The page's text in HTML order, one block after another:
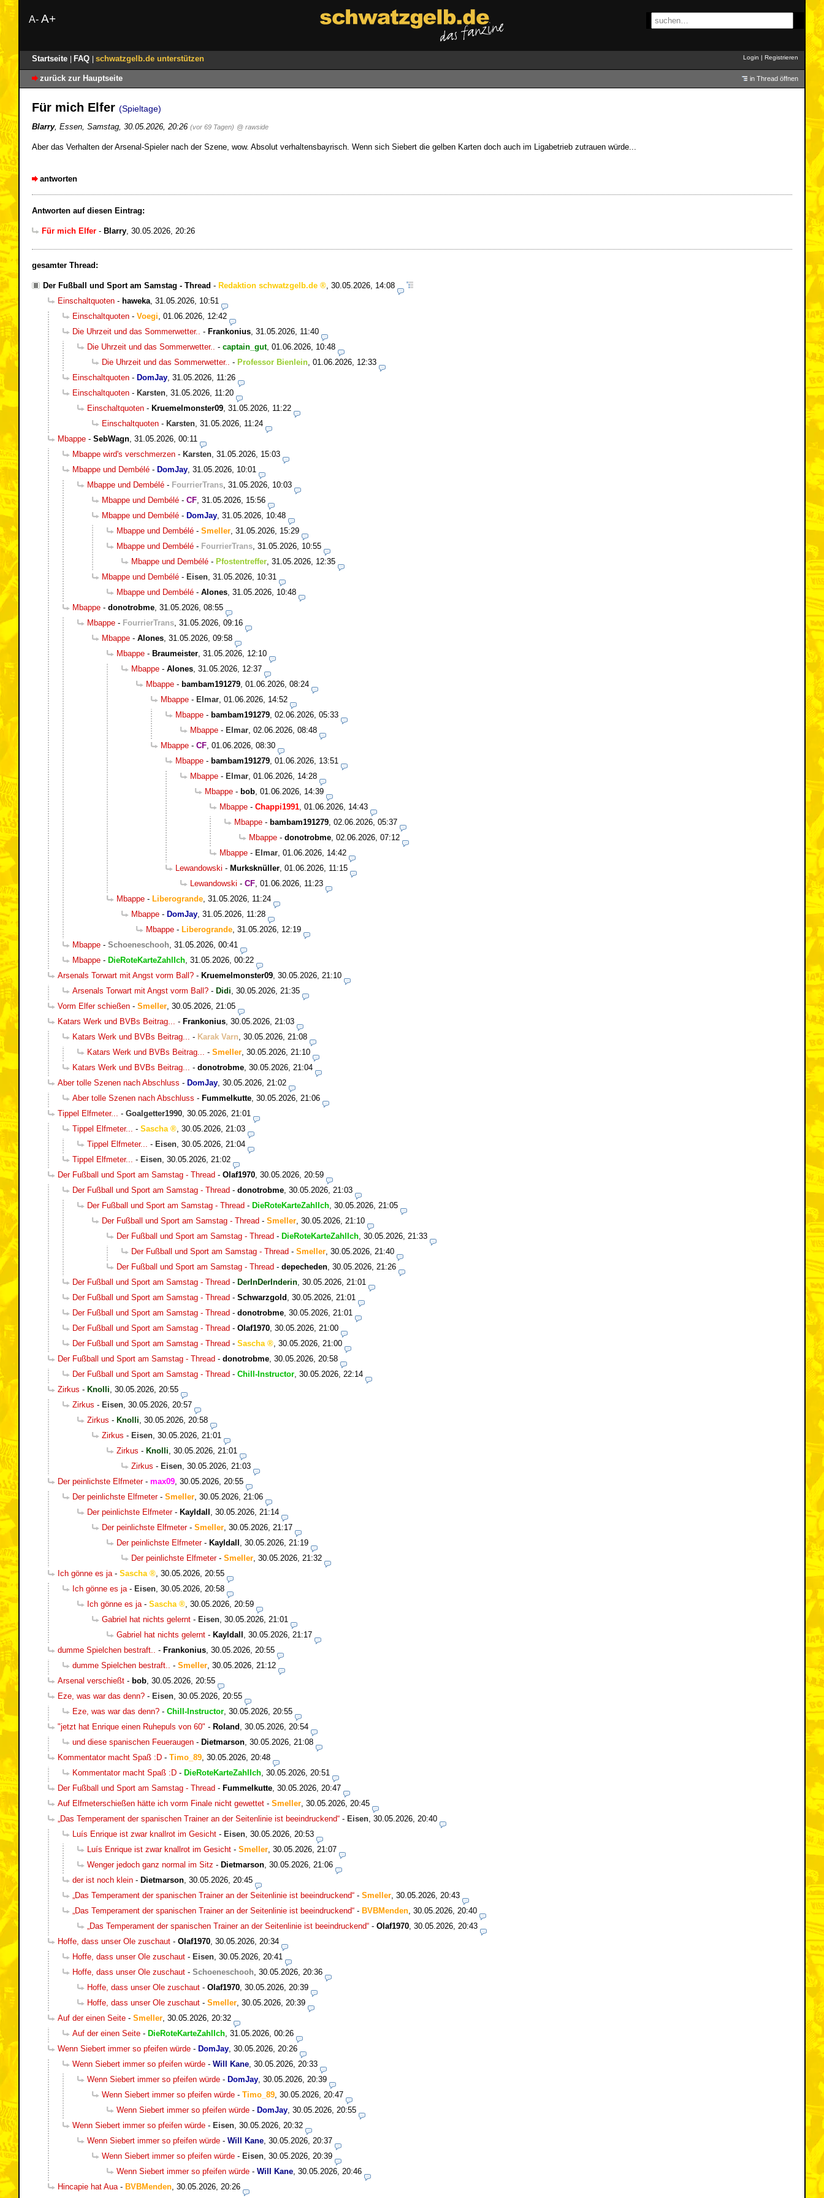
A- A+
Startseite FAQ schwatzgelb.de unterstützen Login | Registrieren
zurück zur Hauptseite in Thread öffnen
Für mich Elfer (Spieltage)
Blarry, Essen Samstag, 30.05.2026, 20:26 (vor 69 Tagen) @ rawside
Aber das Verhalten der Arsenal-Spieler nach der Szene, wow. Absolut verhaltensbayrisch. Wenn sich Siebert die gelben Karten doch auch im Ligabetrieb zutrauen würde...
antworten
Antworten auf diesen Eintrag:
Für mich Elfer - Blarry 30.05.2026, 20:26
gesamter Thread:
Der Fußball und Sport am Samstag - Thread - Redaktion schwatzgelb.de
30.05.2026, 14:08
Einschaltquoten - haweka 31.05.2026, 10:51
Einschaltquoten - Voegi 01.06.2026, 12:42
Die Uhrzeit und das Sommerwetter..
- Frankonius 31.05.2026, 11:40
Die Uhrzeit und das Sommerwetter..
- captain_gut, 01.06.2026, 10:48
Die Uhrzeit und das Sommerwetter..
- Professor Bienlein 01.06.2026, 12:33
Einschaltquoten - DomJay 31.05.2026, 11:26
Einschaltquoten - Karsten 31.05.2026, 11:20
Einschaltquoten - Kruemelmonster09 31.05.2026, 11:22
Einschaltquoten - Karsten 31.05.2026, 11:24
Mbappe - SebWagn 31.05.2026, 00:11
Mbappe wird's verschmerzen - Karsten 31.05.2026, 15:03
Mbappe und Dembélé - DomJay 31.05.2026, 10:01
Mbappe und Dembélé - FourrierTrans 31.05.2026, 10:03
Mbappe und Dembélé - CF 31.05.2026, 15:56
Mbappe und Dembélé - DomJay 31.05.2026, 10:48
Mbappe und Dembélé - Smeller 31.05.2026, 15:29
Mbappe und Dembélé - FourrierTrans 31.05.2026, 10:55
Mbappe und Dembélé - Pfostentreffer 31.05.2026, 12:35
Mbappe und Dembélé - Eisen 31.05.2026, 10:31
Mbappe und Dembélé - Alones 31.05.2026, 10:48
Mbappe - donotrobme 31.05.2026, 08:55
Mbappe - FourrierTrans 31.05.2026, 09:16
Mbappe - Alones 31.05.2026, 09:58
Mbappe - Braumeister 31.05.2026, 12:10
Mbappe - Alones 31.05.2026, 12:37
Mbappe - bambam191279 01.06.2026, 08:24
Mbappe - Elmar 01.06.2026, 14:52
Mbappe - bambam191279 02.06.2026, 05:33
Mbappe - Elmar 02.06.2026, 08:48
Mbappe - CF 01.06.2026, 08:30
Mbappe - bambam191279 01.06.2026, 13:51
Mbappe - Elmar 01.06.2026, 14:28
Mbappe - bob 01.06.2026, 14:39
Mbappe - Chappi1991 01.06.2026, 14:43
Mbappe - bambam191279 02.06.2026, 05:37
Mbappe - donotrobme 02.06.2026, 07:12
Mbappe - Elmar 01.06.2026, 14:42
Lewandowski - Murksknüller 01.06.2026, 11:15
Lewandowski - CF 01.06.2026, 11:23
Mbappe - Liberogrande 31.05.2026, 11:24
Mbappe - DomJay 31.05.2026, 11:28
Mbappe - Liberogrande 31.05.2026, 12:19
Mbappe - Schoeneschooh 31.05.2026, 00:41
Mbappe - DieRoteKarteZahlIch 31.05.2026, 00:22
Arsenals Torwart mit Angst vorm Ball? - Kruemelmonster09 30.05.2026, 21:10
Arsenals Torwart mit Angst vorm Ball? - Didi 30.05.2026, 21:35
Vorm Elfer schießen - Smeller 30.05.2026, 21:05
Katars Werk und BVBs Beitrag...
- Frankonius 30.05.2026, 21:03
Katars Werk und BVBs Beitrag...
- Karak Varn 30.05.2026, 21:08
Katars Werk und BVBs Beitrag...
- Smeller 30.05.2026, 21:10
Katars Werk und BVBs Beitrag...
- donotrobme 30.05.2026, 21:04
Aber tolle Szenen nach Abschluss - DomJay 30.05.2026, 21:02
Aber tolle Szenen nach Abschluss - Fummelkutte 30.05.2026, 21:06
Tippel Elfmeter...
- Goalgetter1990 30.05.2026, 21:01
Tippel Elfmeter...
- Sascha
30.05.2026, 21:03
Tippel Elfmeter...
- Eisen 30.05.2026, 21:04
Tippel Elfmeter...
- Eisen 30.05.2026, 21:02
Der Fußball und Sport am Samstag - Thread - Olaf1970 30.05.2026, 20:59
Der Fußball und Sport am Samstag - Thread - donotrobme 30.05.2026, 21:03
Der Fußball und Sport am Samstag - Thread - DieRoteKarteZahlIch 30.05.2026, 21:05
Der Fußball und Sport am Samstag - Thread - Smeller 30.05.2026, 21:10
Der Fußball und Sport am Samstag - Thread - DieRoteKarteZahlIch 30.05.2026, 21:33
Der Fußball und Sport am Samstag - Thread - Smeller 30.05.2026, 21:40
Der Fußball und Sport am Samstag - Thread - depecheden 30.05.2026, 21:26
Der Fußball und Sport am Samstag - Thread - DerInDerInderin 30.05.2026, 21:01
Der Fußball und Sport am Samstag - Thread - Schwarzgold 30.05.2026, 21:01
Der Fußball und Sport am Samstag - Thread - donotrobme 30.05.2026, 21:01
Der Fußball und Sport am Samstag - Thread - Olaf1970 30.05.2026, 21:00
Der Fußball und Sport am Samstag - Thread - Sascha
30.05.2026, 21:00
Der Fußball und Sport am Samstag - Thread - donotrobme 30.05.2026, 20:58
Der Fußball und Sport am Samstag - Thread - Chill-Instructor 30.05.2026, 22:14
Zirkus - Knolli 30.05.2026, 20:55
Zirkus - Eisen 30.05.2026, 20:57
Zirkus - Knolli 30.05.2026, 20:58
Zirkus - Eisen 30.05.2026, 21:01
Zirkus - Knolli 30.05.2026, 21:01
Zirkus - Eisen 30.05.2026, 21:03
Der peinlichste Elfmeter- max09 30.05.2026, 20:55
Der peinlichste Elfmeter- Smeller 30.05.2026, 21:06
Der peinlichste Elfmeter- Kayldall 30.05.2026, 21:14
Der peinlichste Elfmeter- Smeller 30.05.2026, 21:17
Der peinlichste Elfmeter- Kayldall 30.05.2026, 21:19
Der peinlichste Elfmeter- Smeller 30.05.2026, 21:32
Ich gönne es ja - Sascha
30.05.2026, 20:55
Ich gönne es ja - Eisen 30.05.2026, 20:58
Ich gönne es ja - Sascha
30.05.2026, 20:59
Gabriel hat nichts gelernt - Eisen 30.05.2026, 21:01
Gabriel hat nichts gelernt - Kayldall 30.05.2026, 21:17
dumme Spielchen bestraft..
- Frankonius 30.05.2026, 20:55
dumme Spielchen bestraft..
- Smeller 30.05.2026, 21:12
Arsenal verschießt - bob 30.05.2026, 20:55
Eze, was war das denn? - Eisen 30.05.2026, 20:55
Eze, was war das denn? - Chill-Instructor 30.05.2026, 20:55
"jetzt hat Enrique einen Ruhepuls von 60" - Roland 30.05.2026, 20:54
und diese spanischen Feueraugen - Dietmarson 30.05.2026, 21:08
Kommentator macht Spaß :D - Timo_89 30.05.2026, 20:48
Kommentator macht Spaß :D - DieRoteKarteZahlIch 30.05.2026, 20:51
Der Fußball und Sport am Samstag - Thread - Fummelkutte 30.05.2026, 20:47
Auf Elfmeterschießen hätte ich vorm Finale nicht gewettet - Smeller 30.05.2026, 20:45
„Das Temperament der spanischen Trainer an der Seitenlinie ist beeindruckend“ - Eisen 30.05.2026, 20:40
Luís Enrique ist zwar knallrot im Gesicht - Eisen 30.05.2026, 20:53
Luís Enrique ist zwar knallrot im Gesicht - Smeller 30.05.2026, 21:07
Wenger jedoch ganz normal im Sitz - Dietmarson 30.05.2026, 21:06
der ist noch klein - Dietmarson 30.05.2026, 20:45
„Das Temperament der spanischen Trainer an der Seitenlinie ist beeindruckend“ - Smeller 30.05.2026, 20:43
„Das Temperament der spanischen Trainer an der Seitenlinie ist beeindruckend“ - BVBMenden 30.05.2026, 20:40
„Das Temperament der spanischen Trainer an der Seitenlinie ist beeindruckend“ - Olaf1970 30.05.2026, 20:43
Hoffe, dass unser Ole zuschaut - Olaf1970 30.05.2026, 20:34
Hoffe, dass unser Ole zuschaut - Eisen 30.05.2026, 20:41
Hoffe, dass unser Ole zuschaut - Schoeneschooh 30.05.2026, 20:36
Hoffe, dass unser Ole zuschaut - Olaf1970 30.05.2026, 20:39
Hoffe, dass unser Ole zuschaut - Smeller 30.05.2026, 20:39
Auf der einen Seite - Smeller 30.05.2026, 20:32
Auf der einen Seite - DieRoteKarteZahlIch 31.05.2026, 00:26
Wenn Siebert immer so pfeifen würde - DomJay 30.05.2026, 20:26
Wenn Siebert immer so pfeifen würde - Will Kane 30.05.2026, 20:33
Wenn Siebert immer so pfeifen würde - DomJay 30.05.2026, 20:39
Wenn Siebert immer so pfeifen würde - Timo_89 30.05.2026, 20:47
Wenn Siebert immer so pfeifen würde - DomJay 30.05.2026, 20:55
Wenn Siebert immer so pfeifen würde - Eisen 30.05.2026, 20:32
Wenn Siebert immer so pfeifen würde - Will Kane 30.05.2026, 20:37
Wenn Siebert immer so pfeifen würde - Eisen 30.05.2026, 20:39
Wenn Siebert immer so pfeifen würde - Will Kane 30.05.2026, 20:46
Hincapie hat Aua - BVBMenden 30.05.2026, 20:26